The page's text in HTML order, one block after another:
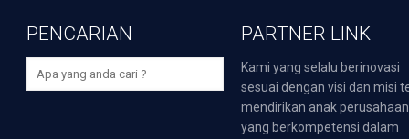
PENCARIAN PARTNER LINK
Kami yang selalu berinovasi
sesuai dengan visi dan misi
mendirikan anak perusahaan
yang berkompetensi dalam